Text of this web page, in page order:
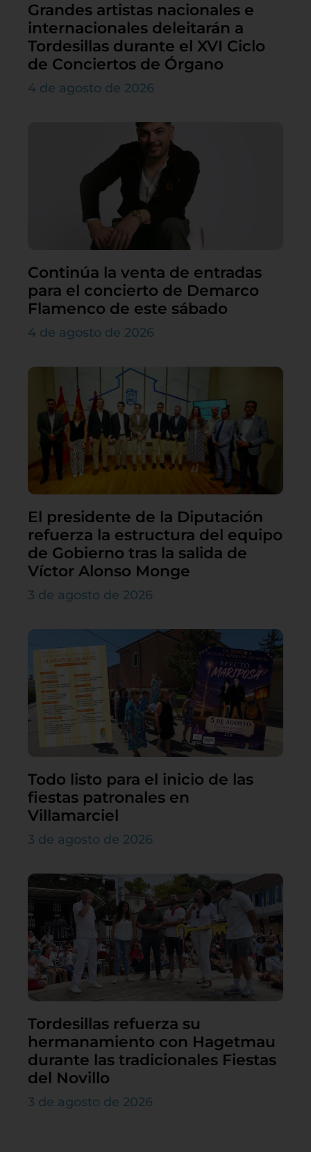
Grandes artistas nacionales e
internacionales deleitarán a
Tordesillas durante el XVI Ciclo
de Conciertos de Órgano
4 de agosto de 2026
Continúa la venta de entradas
para el concierto de Demarco
Flamenco de este sábado
4 de agosto de 2026
El presidente de la Diputación
refuerza la estructura del equipo
de Gobierno tras la salida de
Víctor Alonso Monge
3 de agosto de 2026
Todo listo para el inicio de las
fiestas patronales en
Villamarciel
3 de agosto de 2026
Tordesillas refuerza su
hermanamiento con Hagetmau
durante las tradicionales Fiestas
del Novillo
3 de agosto de 2026